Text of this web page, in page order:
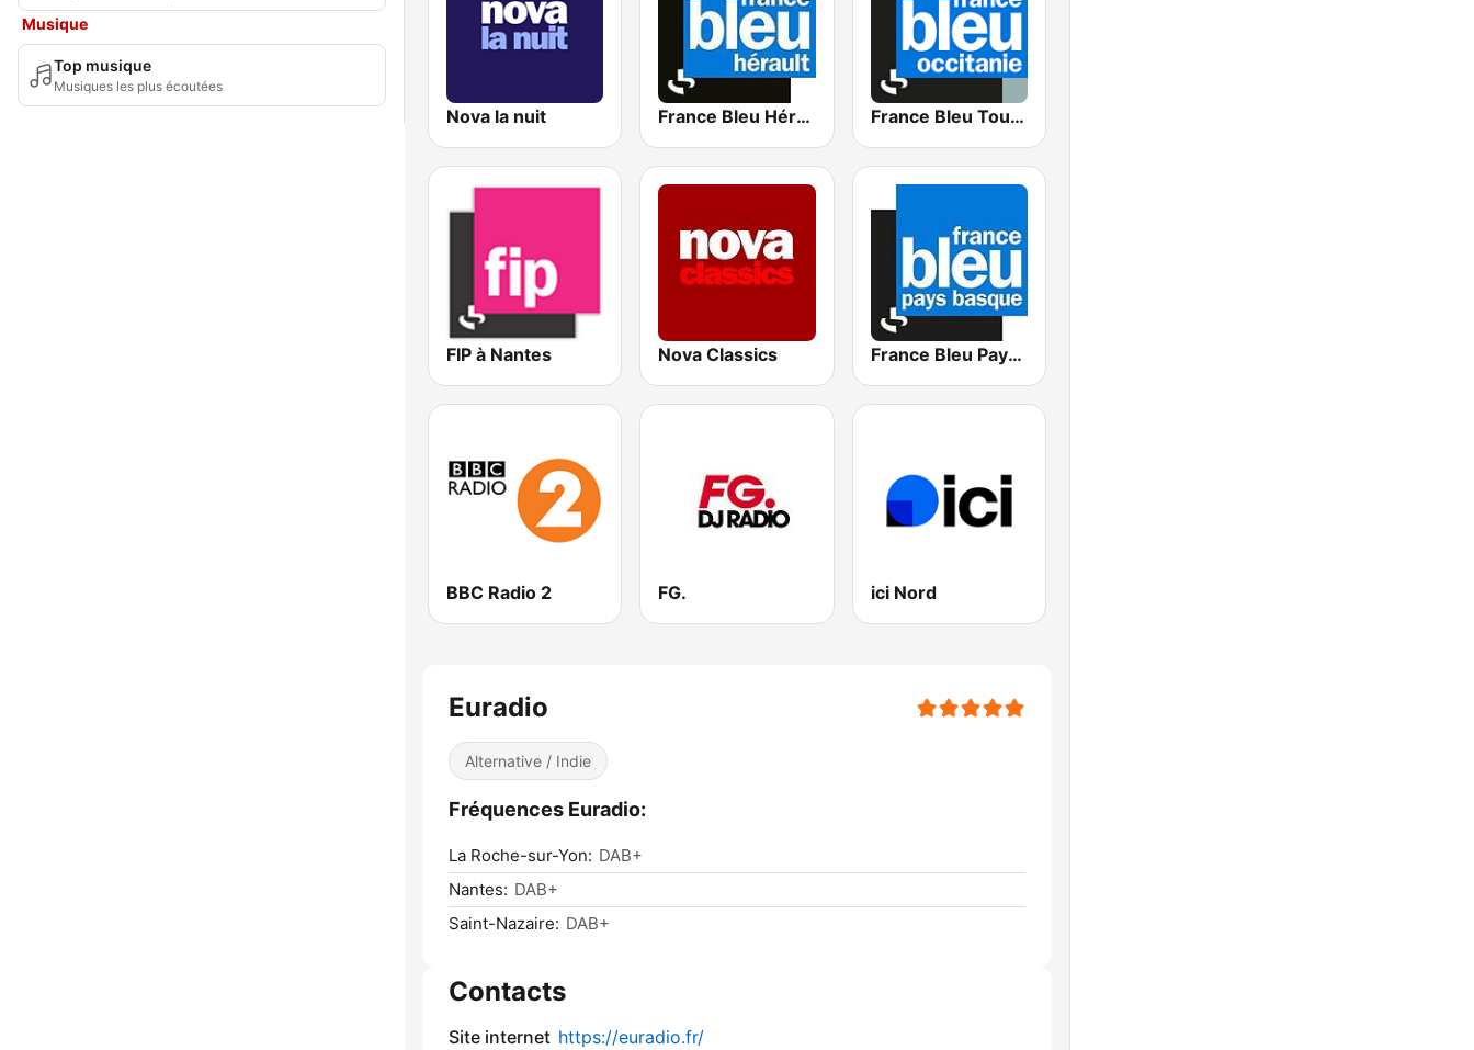
Musique
Top musique
Musiques les plus écoutées
Nova la nuit France Bleu Hérault France Bleu Toulouse
FIP à Nantes Nova Classics France Bleu Pays Basque
BBC Radio 2 FG. ici Nord
Euradio
Alternative / Indie
Fréquences Euradio:
La Roche-sur-Yon: DAB+
Nantes: DAB+
Saint-Nazaire: DAB+
Contacts
Site internet https://euradio.fr/